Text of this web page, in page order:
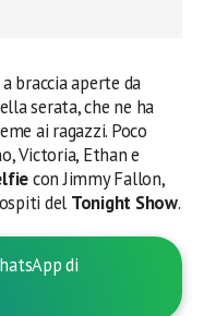
braccia aperte da
serata, che ne ha
ai ragazzi. Poco
Victoria, Ethan e
con Jimmy Fallon,
del Tonight Show.
di